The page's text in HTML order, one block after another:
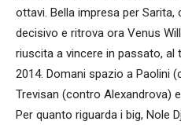
ottavi. Bella impresa per
decisivo e ritrova ora Venus
riuscita a vincere in passato, al
2014. Domani spazio a Paolini
Trevisan (contro Alexandrova)
Per quanto riguarda i big, Nole